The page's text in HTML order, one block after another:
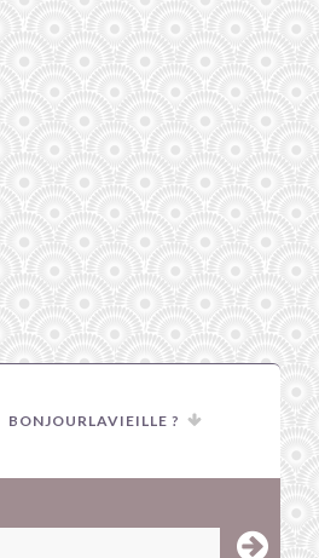
BONJOURLAVIEILLE ?